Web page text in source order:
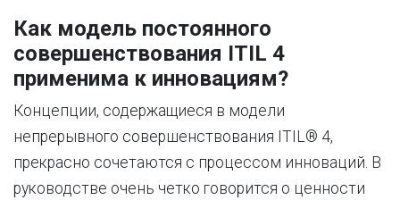
Как модель постоянного
совершенствования ITIL 4
применима к инновациям?
Концепции, содержащиеся в модели
непрерывного совершенствования ITIL® 4,
прекрасно сочетаются с процессом инноваций. В
руководстве очень четко говорится о ценности